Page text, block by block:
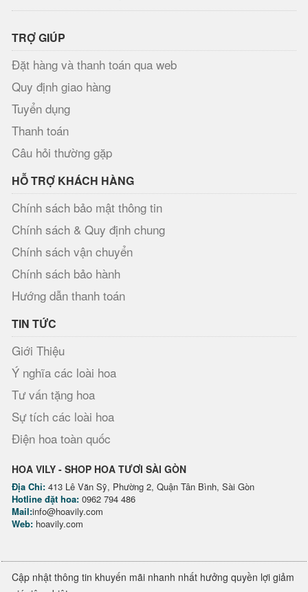
TRỢ GIÚP
Đặt hàng và thanh toán qua web
Quy định giao hàng
Tuyển dụng
Thanh toán
Câu hỏi thường gặp
HỖ TRỢ KHÁCH HÀNG
Chính sách bảo mật thông tin
Chính sách & Quy định chung
Chính sách vận chuyển
Chính sách bảo hành
Hướng dẫn thanh toán
TIN TỨC
Giới Thiệu
Ý nghĩa các loài hoa
Tư vấn tặng hoa
Sự tích các loài hoa
Điện hoa toàn quốc
HOA VILY - SHOP HOA TƯƠI SÀI GÒN
Địa Chỉ: 413 Lê Văn Sỹ, Phường 2, Quận Tân Bình, Sài Gòn
Hotline đặt hoa: 0962 794 486
Mail:info@hoavily.com
Web: hoavily.com
Cập nhật thông tin khuyến mãi nhanh nhất hưởng quyền lợi giảm